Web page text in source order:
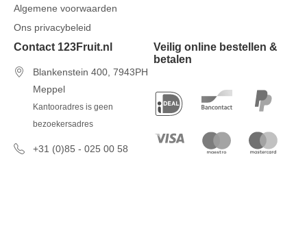
Algemene voorwaarden
Ons privacybeleid
Contact 123Fruit.nl
Blankenstein 400, 7943PH
Meppel
Kantooradres is geen
bezoekersadres
+31 (0)85 - 025 00 58
Veilig online bestellen &
betalen